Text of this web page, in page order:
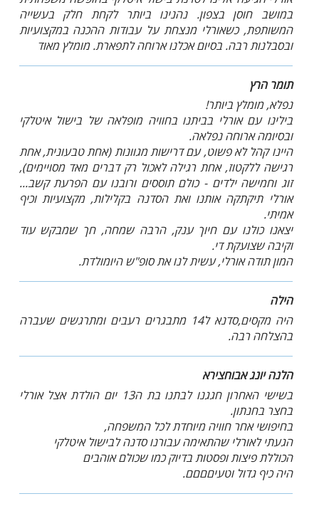
במושב חוסן בצפון. נהנינו ביותר לקחת חלק בעשייה
המשותפת, כשאורלי מנצחת על עבודות ההכנה במקצועיות
ובסבלנות רבה. בסיום אכלנו ארוחה לתפארת. מומלץ מאוד
תומר הרץ
נפלא, מומלץ ביותר!
בילינו עם אורלי בביתנו בחוויה מופלאה של בישול איטלקי
ובסיומה ארוחה נפלאה.
היינו קהל לא פשוט, עם דרישות מגוונות (אחת טבעונית, אחת
רגישה ללקטוז, אחת רגילה לאכול רק דברים מאד מסויימים),
זוג וחמישה ילדים - כולם תוססים ורובנו עם הפרעת קשב...
אורלי תיקתקה אותנו ואת הסדנה בקלילות, מקצועיות וכיף
אמיתי.
יצאנו כולנו עם חיוך ענק, הרבה שמחה, חך שמבקש עוד
וקיבה שצועקת די.
המון תודה אורלי, עשית לנו את סופ"ש היומולדת.
הילה
היה מקסים,סדנא ל14 מתבגרים רעבים ומתרגשים שעברה
בהצלחה רבה.
הלנה יונג אבוחצירא
בשישי האחרון חגגנו לבתנו בת ה13 יום הולדת אצל אורלי
בחצר בחנתון.
בחיפושי אחר חוויה מיוחדת לכל המשפחה,
הגעתי לאורלי שהתאימה עבורנו סדנה לבישול איטלקי
הכוללת פיצות ופסטות בדיוק כמו שכולם אוהבים
היה כיף גדול וטעיםםםם.